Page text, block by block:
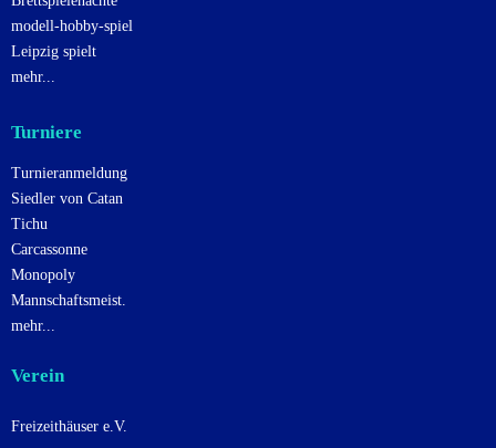
modell-hobby-spiel
Leipzig spielt
mehr...
Turniere
Turnieranmeldung
Siedler von Catan
Tichu
Carcassonne
Monopoly
Mannschaftsmeist.
mehr...
Verein
Freizeithäuser e.V.